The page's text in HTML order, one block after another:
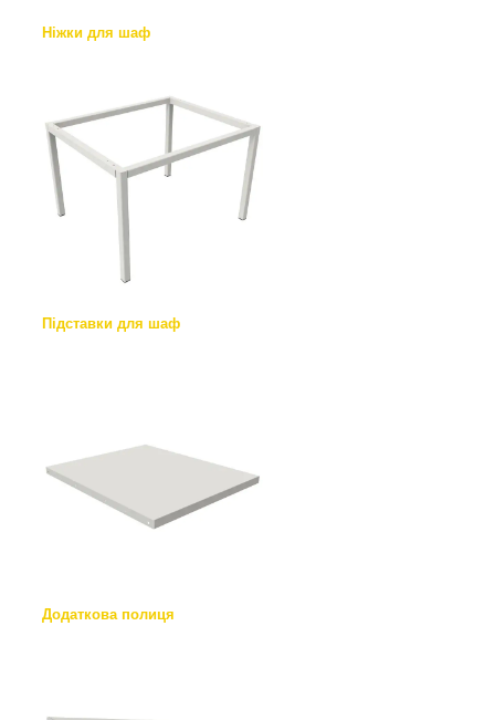
Ніжки для шаф
Підставки для шаф
Додаткова полиця